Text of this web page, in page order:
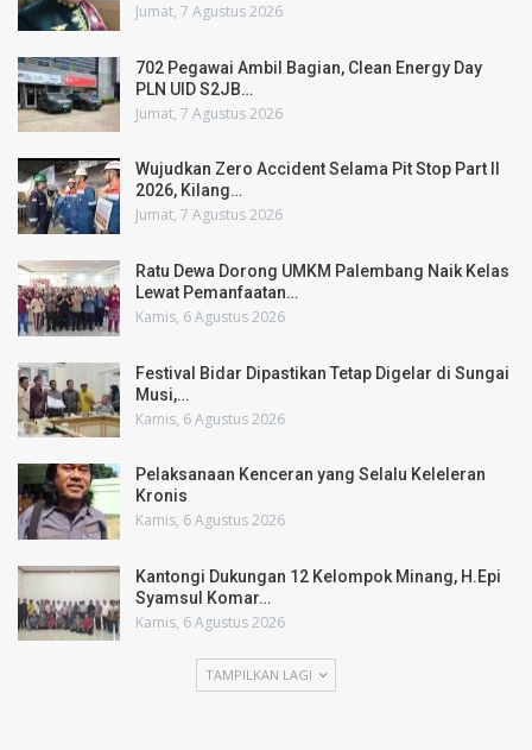
Jumat, 7 Agustus 2026
702 Pegawai Ambil Bagian, Clean Energy Day
PLN UID S2JB…
Jumat, 7 Agustus 2026
Wujudkan Zero Accident Selama Pit Stop Part II
2026, Kilang…
Jumat, 7 Agustus 2026
Ratu Dewa Dorong UMKM Palembang Naik Kelas
Lewat Pemanfaatan…
Kamis, 6 Agustus 2026
Festival Bidar Dipastikan Tetap Digelar di Sungai
Musi,…
Kamis, 6 Agustus 2026
Pelaksanaan Kenceran yang Selalu Keleleran
Kronis
Kamis, 6 Agustus 2026
Kantongi Dukungan 12 Kelompok Minang, H.Epi
Syamsul Komar…
Kamis, 6 Agustus 2026
TAMPILKAN LAGI